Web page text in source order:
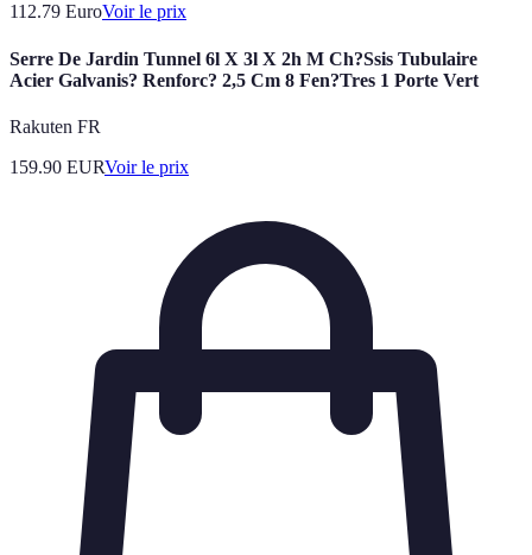
112.79 EuroVoir le prix
Serre De Jardin Tunnel 6l X 3l X 2h M Ch?Ssis Tubulaire
Acier Galvanis? Renforc? 2,5 Cm 8 Fen?Tres 1 Porte Vert
Rakuten FR
159.90 EURVoir le prix